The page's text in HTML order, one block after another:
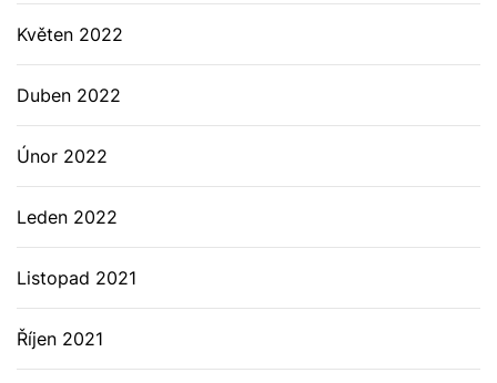
Květen 2022
Duben 2022
Únor 2022
Leden 2022
Listopad 2021
Říjen 2021